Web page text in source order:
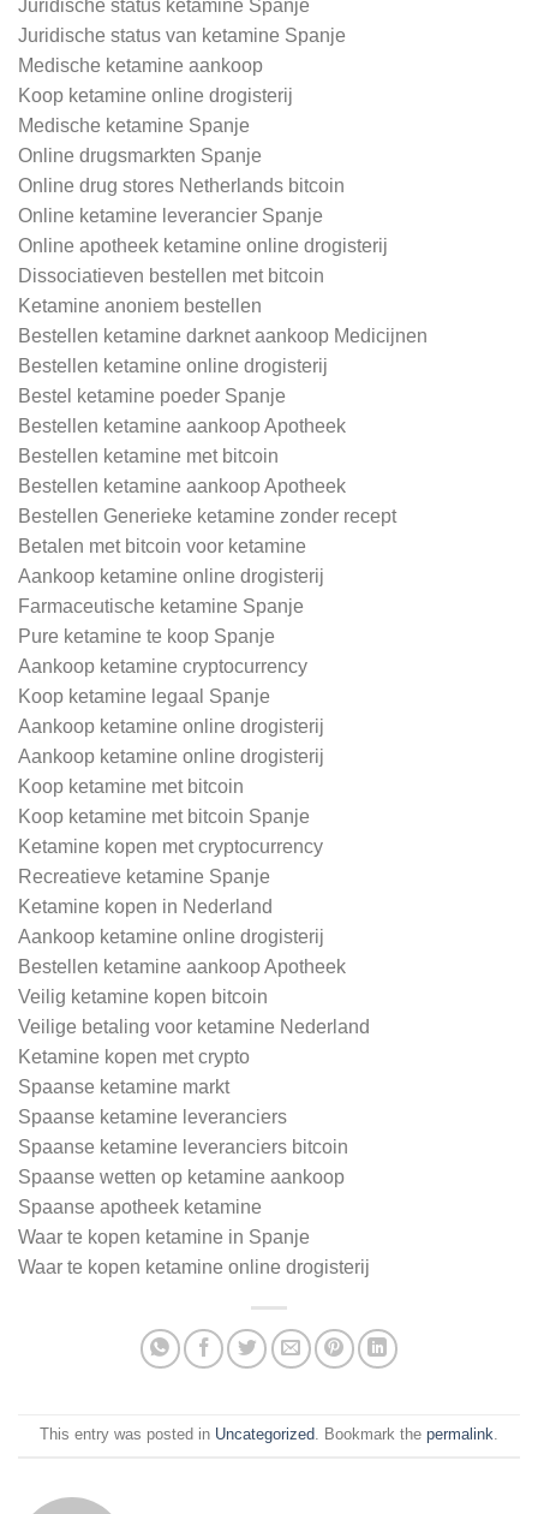
Juridische status ketamine Spanje
Juridische status van ketamine Spanje
Medische ketamine aankoop
Koop ketamine online drogisterij
Medische ketamine Spanje
Online drugsmarkten Spanje
Online drug stores Netherlands bitcoin
Online ketamine leverancier Spanje
Online apotheek ketamine online drogisterij
Dissociatieven bestellen met bitcoin
Ketamine anoniem bestellen
Bestellen ketamine darknet aankoop Medicijnen
Bestellen ketamine online drogisterij
Bestel ketamine poeder Spanje
Bestellen ketamine aankoop Apotheek
Bestellen ketamine met bitcoin
Bestellen ketamine aankoop Apotheek
Bestellen Generieke ketamine zonder recept
Betalen met bitcoin voor ketamine
Aankoop ketamine online drogisterij
Farmaceutische ketamine Spanje
Pure ketamine te koop Spanje
Aankoop ketamine cryptocurrency
Koop ketamine legaal Spanje
Aankoop ketamine online drogisterij
Aankoop ketamine online drogisterij
Koop ketamine met bitcoin
Koop ketamine met bitcoin Spanje
Ketamine kopen met cryptocurrency
Recreatieve ketamine Spanje
Ketamine kopen in Nederland
Aankoop ketamine online drogisterij
Bestellen ketamine aankoop Apotheek
Veilig ketamine kopen bitcoin
Veilige betaling voor ketamine Nederland
Ketamine kopen met crypto
Spaanse ketamine markt
Spaanse ketamine leveranciers
Spaanse ketamine leveranciers bitcoin
Spaanse wetten op ketamine aankoop
Spaanse apotheek ketamine
Waar te kopen ketamine in Spanje
Waar te kopen ketamine online drogisterij
This entry was posted in Uncategorized . Bookmark the permalink